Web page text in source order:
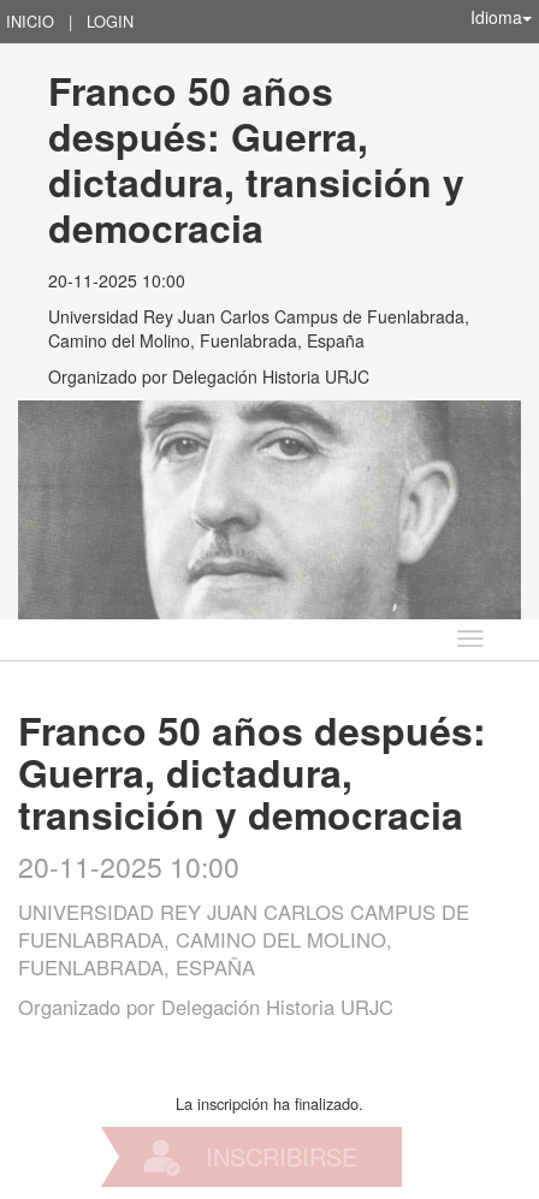
INICIO | LOGIN Idioma
Franco 50 años
después: Guerra,
dictadura, transición y
democracia
20-11-2025 10:00
Universidad Rey Juan Carlos Campus de Fuenlabrada,
Camino del Molino, Fuenlabrada, España
Organizado por Delegación Historia URJC
Idioma
Franco 50 años después:
Guerra, dictadura,
transición y democracia
20-11-2025 10:00
UNIVERSIDAD REY JUAN CARLOS CAMPUS DE
FUENLABRADA, CAMINO DEL MOLINO,
FUENLABRADA, ESPAÑA
Organizado por Delegación Historia URJC
La inscripción ha finalizado.
INSCRIBIRSE